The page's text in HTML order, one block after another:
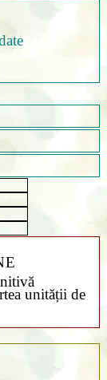
unității de